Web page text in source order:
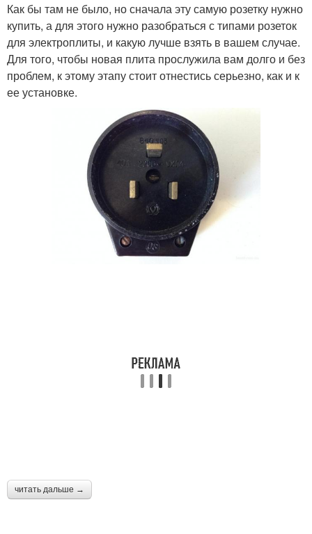
Как бы там не было, но сначала эту самую розетку нужно
купить, а для этого нужно разобраться с типами розеток
для электроплиты, и какую лучше взять в вашем случае.
Для того, чтобы новая плита прослужила вам долго и без
проблем, к этому этапу стоит отнестись серьезно, как и к
ее установке.
читать дальше →